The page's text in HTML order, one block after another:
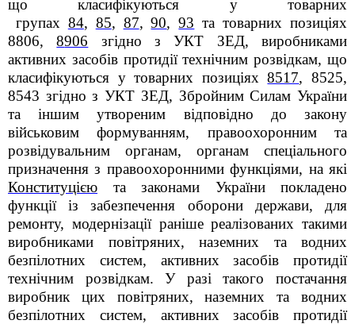
що класифікуються у товарних
групах 84, 85, 87,90,93 та товарних позиціях
8806,8906 згідно з УКТ ЗЕД,виробниками
активних засобів протидії технічним розвідкам, що
класифікуються у товарних позиціях8517, 8525,
8543 згідно з УКТ ЗЕД, Збройним Силам України
та іншим утвореним відповідно до закону
військовим формуванням, правоохоронним та
розвідувальним органам, органам спеціального
призначення з правоохоронними функціями, на які
Конституцією та законами України покладено
функції із забезпечення оборони держави, для
ремонту, модернізації раніше реалізованих такими
виробниками повітряних, наземних та водних
безпілотних систем, активних засобів протидії
технічним розвідкам. У разі такого постачання
виробник цих повітряних, наземних та водних
безпілотних систем, активних засобів протидії